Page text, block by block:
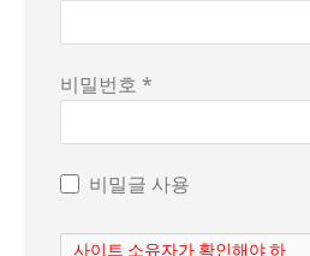
비밀번호 *
비밀글 사용